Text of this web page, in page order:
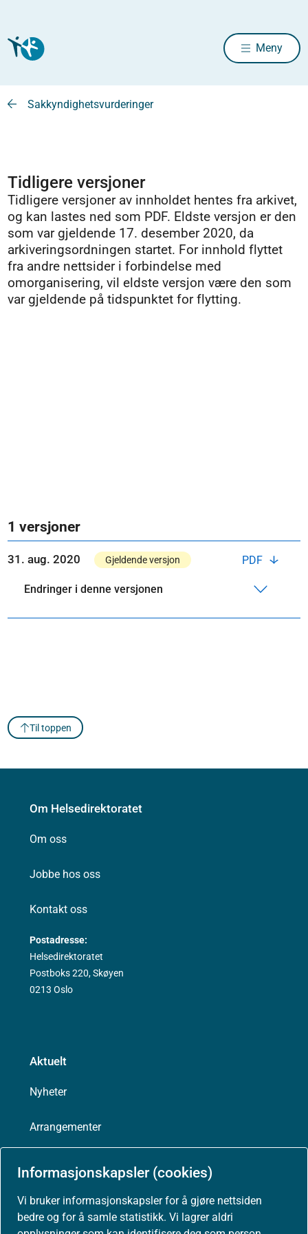
Informasjonskapsler (cookies)
Vi bruker informasjonskapsler for å gjøre nettsiden
bedre og for å samle statistikk. Vi lagrer aldri
Meny
Sakkyndighetsvurderinger
Tidligere versjoner
Tidligere versjoner av innholdet hentes fra arkivet,
og kan lastes ned som PDF. Eldste versjon er den
som var gjeldende 17. desember 2020, da
arkiveringsordningen startet. For innhold flyttet
fra andre nettsider i forbindelse med
omorganisering, vil eldste versjon være den som
var gjeldende på tidspunktet for flytting.
1 versjoner
PDF
31. aug. 2020 Gjeldende versjon
Endringer i denne versjonen
Til toppen
Om Helsedirektoratet
Om oss
Jobbe hos oss
Kontakt oss
Postadresse:
Helsedirektoratet
Postboks 220, Skøyen
0213 Oslo
Aktuelt
Nyheter
Arrangementer
Presse